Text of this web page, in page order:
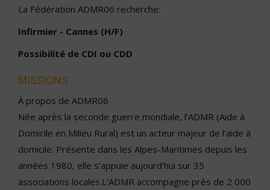
La Fédération ADMR06 recherche:
Infirmier - Cannes (H/F)
Possibilité de CDI ou CDD
MISSIONS
À propos de ADMR06
Née après la seconde guerre mondiale, l’ADMR (Aide à
Domicile en Milieu Rural) est un acteur majeur de l’aide à
domicile. Présente dans les Alpes-Maritimes depuis les
années 1980, elle s’appuie aujourd’hui sur 35
associations locales.L’ADMR accompagne près de 2 000